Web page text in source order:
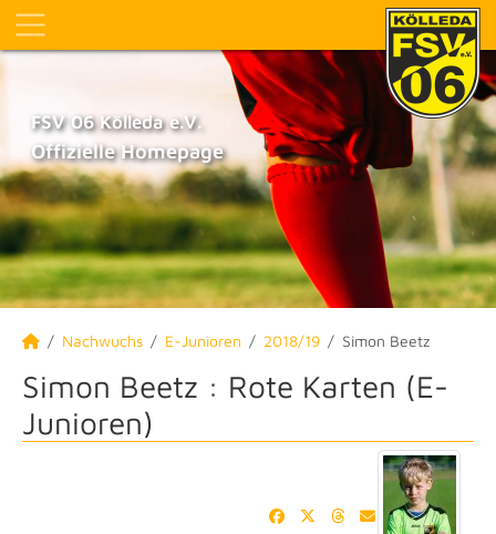
FSV 06 Kölleda e.V.
Offizielle Homepage
Nachwuchs E-Junioren 2018/19 Simon Beetz
Simon Beetz : Rote Karten (E-
Junioren)